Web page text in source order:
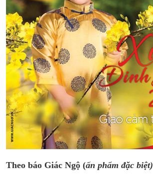
Theo báo Giác Ngộ (ấn phẩm đặc biệt)